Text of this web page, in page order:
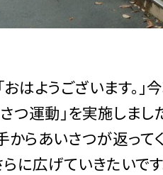
「おはようございます
つ運動」を実施しま
からあいさつが返って
に広げていきたいで